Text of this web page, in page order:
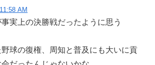
AM
実上の決勝戦だったように思う
球の復権、周知と普及にも大いに貢